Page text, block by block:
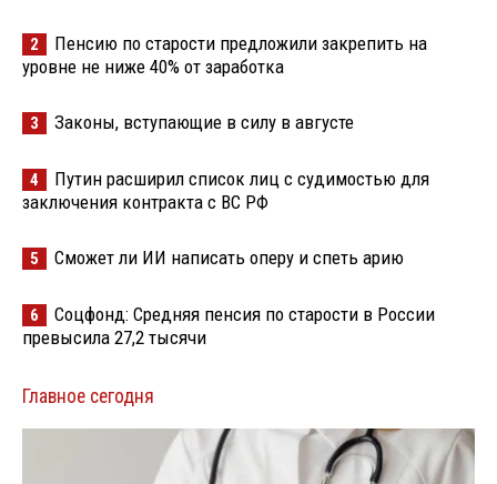
2
Пенсию по старости предложили закрепить на
уровне не ниже 40% от заработка
3 Законы, вступающие в силу в августе
4
Путин расширил список лиц с судимостью для
заключения контракта с ВС РФ
5 Сможет ли ИИ написать оперу и спеть арию
6
Соцфонд: Средняя пенсия по старости в России
превысила 27,2 тысячи
Главное сегодня